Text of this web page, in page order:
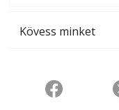
Kövess minket